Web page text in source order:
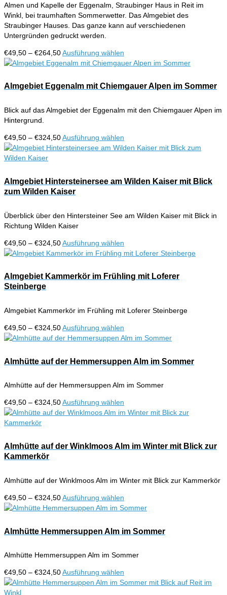
Optionen
können
auf
gewählt
werden
Almen und Kapelle der Eggenalm, Straubinger Haus in Reit im
Winkl, bei traumhaften Sommerwetter. Das Almgebiet des
Straubinger Hauses. Das ganze kann auf verschiedenen
Untergründen gedruckt werden.
€49,50 – €264,50Preisspanne:
€49,50
€264,50
Ausführung wählen
Produkt
mehrere
Varianten
Die
auf
der
werden
Almgebiet Eggenalm mit Chiemgauer Alpen im Sommer
Blick auf das Almgebiet der Eggenalm mit den Chiemgauer Alpen im
Hintergrund.
€49,50 – €324,50Preisspanne:
€49,50
Ausführung wählen
Produkt
Varianten
auf.
können
Produktseite
gewählt
Almgebiet Hintersteinersee am Wilden Kaiser mit Blick
zum Wilden Kaiser
Überblick über den Hintersteiner See am Wilden Kaiser mit Blick in
Richtung Wilden Kaiser
€49,50 – €324,50Preisspanne:
€49,50
€324,50
Ausführung wählen
Produkt
mehrere
Varianten
Optionen
auf
der
gewählt
Almgebiet Kammerkör im Frühling mit Loferer
Steinberge
Almgebiet Kammerkör im Frühling mit Loferer Steinberge
€49,50 – €324,50Preisspanne:
€49,50
€324,50
Ausführung wählen
Produkt
mehrere
Varianten
Die
können
auf
gewählt
Almhütte auf der Hemmersuppen Alm im Sommer
Almhütte auf der Hemmersuppen Alm im Sommer
€49,50 – €324,50Preisspanne:
€49,50
Ausführung wählen
Produkt
Varianten
auf.
können
der
Produktseite
werden
Almhütte auf der Winklmoos Alm im Winter mit Blick zur
Kammerkör
Almhütte auf der Winklmoos Alm im Winter mit Blick zur Kammerkör
€49,50 – €324,50Preisspanne:
€49,50
Ausführung wählen
Produkt
mehrere
Varianten
Die
können
auf
Almhütte Hemmersuppen Alm im Sommer
Almhütte Hemmersuppen Alm im Sommer
€49,50 – €324,50Preisspanne:
€49,50
Ausführung wählen
Produkt